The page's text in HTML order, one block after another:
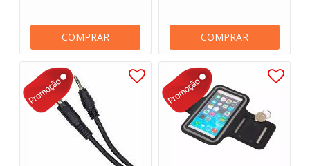
COMPRAR COMPRAR